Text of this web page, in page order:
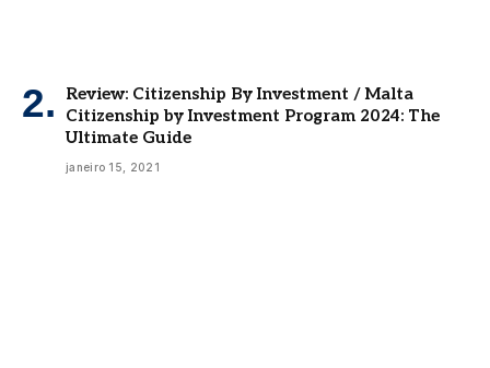
Review: Citizenship By Investment / Malta
Citizenship by Investment Program 2024: The
Ultimate Guide
janeiro 15, 2021